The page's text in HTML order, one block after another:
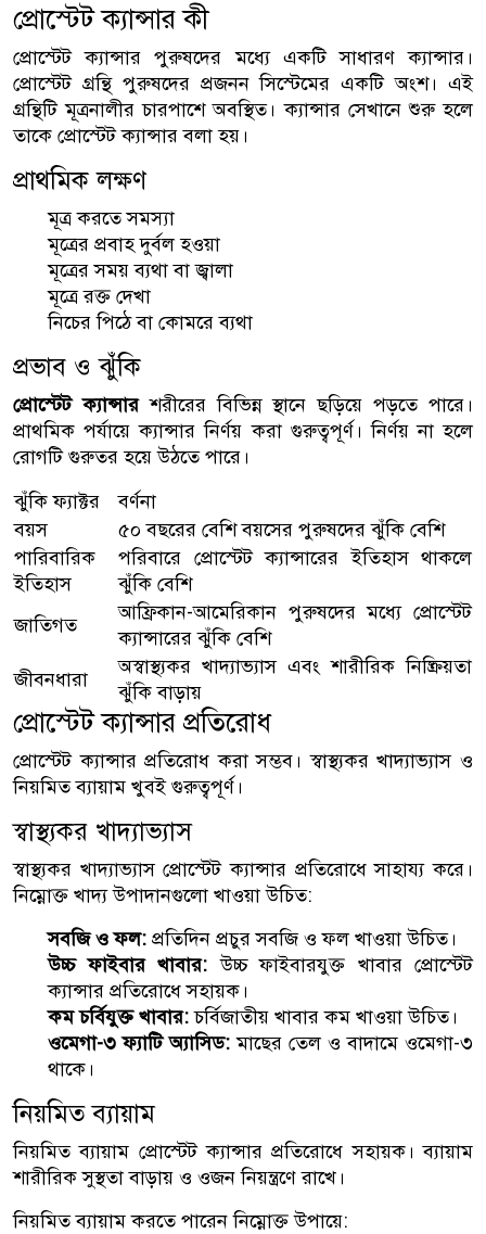
প্রোস্টেট ক্যান্সার কী
প্রোস্টেট ক্যান্সার পুরুষদের মধ্যে একটি সাধারণ ক্যান্সার।
প্রোস্টেট গ্রন্থি পুরুষদের প্রজনন সিস্টেমের একটি অংশ। এই
গ্রন্থিটি মূত্রনালীর চারপাশে অবস্থিত। ক্যান্সার সেখানে শুরু হলে
তাকে প্রোস্টেট ক্যান্সার বলা হয়।
প্রাথমিক লক্ষণ
মূত্র করতে সমস্যা
মূত্রের প্রবাহ দুর্বল হওয়া
মূত্রের সময় ব্যথা বা জ্বালা
মূত্রে রক্ত দেখা
নিচের পিঠে বা কোমরে ব্যথা
প্রভাব ও ঝুঁকি
প্রোস্টেট ক্যান্সারশরীরের বিভিন্ন স্থানে ছড়িয়ে পড়তে পারে।
প্রাথমিক পর্যায়ে ক্যান্সার নির্ণয় করা গুরুত্বপূর্ণ। নির্ণয় না হলে
রোগটি গুরুতর হয়ে উঠতে পারে।
ঝুঁকি ফ্যাক্টর
বর্ণনা
বয়স
৫০ বছরের বেশি বয়সের পুরুষদের ঝুঁকি বেশি
পারিবারিক
ইতিহাস
পরিবারে প্রোস্টেট ক্যান্সারের ইতিহাস থাকলে
ঝুঁকি বেশি
জাতিগত
আফ্রিকান-আমেরিকান পুরুষদের মধ্যে প্রোস্টেট
ক্যান্সারের ঝুঁকি বেশি
জীবনধারা
অস্বাস্থ্যকর খাদ্যাভ্যাস এবং শারীরিক নিষ্ক্রিয়তা
ঝুঁকি বাড়ায়
প্রোস্টেট ক্যান্সার প্রতিরোধ
প্রোস্টেট ক্যান্সার প্রতিরোধ করা সম্ভব। স্বাস্থ্যকর খাদ্যাভ্যাস ও
নিয়মিত ব্যায়াম খুবই গুরুত্বপূর্ণ।
স্বাস্থ্যকর খাদ্যাভ্যাস
স্বাস্থ্যকর খাদ্যাভ্যাস প্রোস্টেট ক্যান্সার প্রতিরোধে সাহায্য করে।
নিম্নোক্ত খাদ্য উপাদানগুলো খাওয়া উচিত:
সবজি ও ফল: প্রতিদিন প্রচুর সবজি ও ফল খাওয়া উচিত।
উচ্চ ফাইবার খাবার: উচ্চ ফাইবারযুক্ত খাবার প্রোস্টেট
ক্যান্সার প্রতিরোধে সহায়ক।
কম চর্বিযুক্ত খাবার:চর্বিজাতীয় খাবার কম খাওয়া উচিত।
ওমেগা-৩ ফ্যাটি অ্যাসিড: মাছের তেল ও বাদামে ওমেগা-৩
থাকে।
নিয়মিত ব্যায়াম
নিয়মিত ব্যায়াম প্রোস্টেট ক্যান্সার প্রতিরোধে সহায়ক। ব্যায়াম
শারীরিক সুস্থতা বাড়ায় ও ওজন নিয়ন্ত্রণে রাখে।
নিয়মিত ব্যায়াম করতে পারেন নিম্নোক্ত উপায়ে: